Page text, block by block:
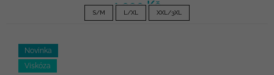
1 090 Kč
S/M L/XL XXL/3XL
Novinka
Viskóza